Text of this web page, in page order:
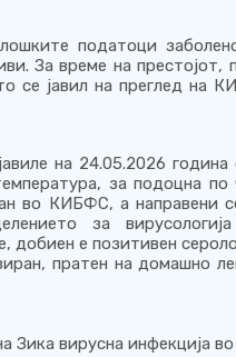
податоци
За време на
се јавил на преглед на
на 24.05.2026
за подоцна
во КИБФС, а направени
за
е позитивен
пратен на домашно
Зика вирусна инфекција